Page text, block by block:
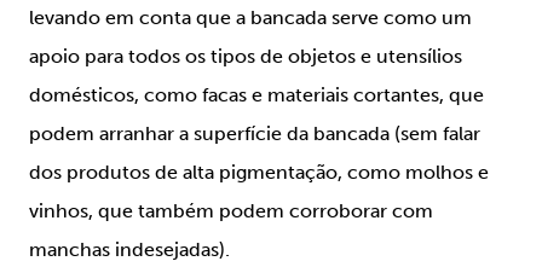
levando em conta que a bancada serve como um
apoio para todos os tipos de objetos e utensílios
domésticos, como facas e materiais cortantes, que
podem arranhar a superfície da bancada (sem falar
dos produtos de alta pigmentação, como molhos e
vinhos, que também podem corroborar com
manchas indesejadas).